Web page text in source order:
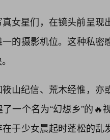
真女星们，在镜头前呈
的摄影机位。这种私
山纪信、荒木经惟，亦
一个名为“幻想乡”的
于少女晨起时蓬松的